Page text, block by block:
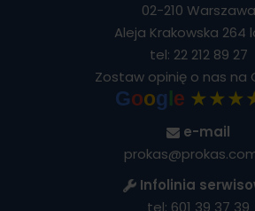
02-210 Warszawa
Aleja Krakowska 264
tel: 22 212 89 27
Zostaw opinię o nas na
Goog e
e-mail
Infolinia
tel: 601 39 37 39